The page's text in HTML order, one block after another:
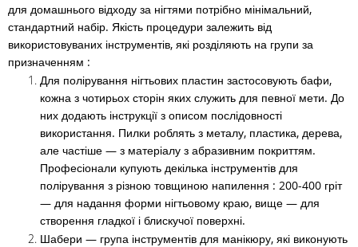
для домашнього відходу за нігтями потрібно мінімальний,
стандартний набір. Якість процедури залежить від
використовуваних інструментів, які розділяють на групи за
призначенням :
Для полірування нігтьових пластин застосовують бафи,
кожна з чотирьох сторін яких служить для певної мети. До
них додають інструкції з описом послідовності
використання. Пилки роблять з металу, пластика, дерева,
але частіше — з матеріалу з абразивним покриттям.
Професіонали купують декілька інструментів для
полірування з різною товщиною напилення : 200-400 гріт
— для надання форми нігтьовому краю, вище — для
створення гладкої і блискучої поверхні.
Шабери — група інструментів для манікюру, які виконують